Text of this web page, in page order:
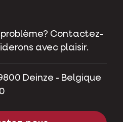
Contactez-
avec plaisir.
Deinze - Belgique